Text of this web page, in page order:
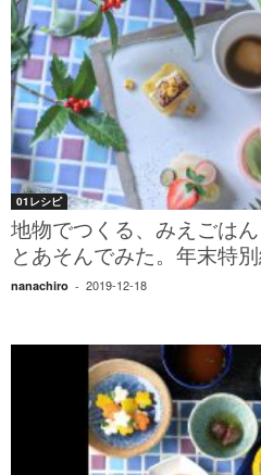
01レシピ
地物でつくる、みえごは
とあそんでみた。年末特
nanachiro - 2019-12-18